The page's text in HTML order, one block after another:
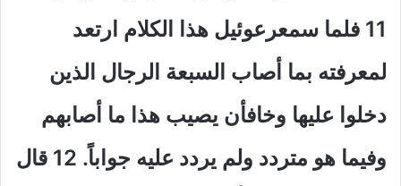
11 فلما سمعرعوئيل هذا الكلام ارتعد
لمعرفته بما أصاب السبعة الرجال الذين
دخلوا عليها وخافأن يصيب هذا ما أصابهم
وفيما هو متردد ولم يردد عليه جواباً. 12 قال